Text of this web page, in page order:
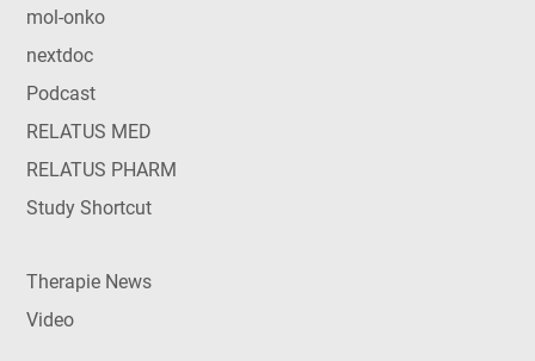
mol-onko
nextdoc
Podcast
RELATUS MED
RELATUS PHARM
Study Shortcut
Therapie News
Video